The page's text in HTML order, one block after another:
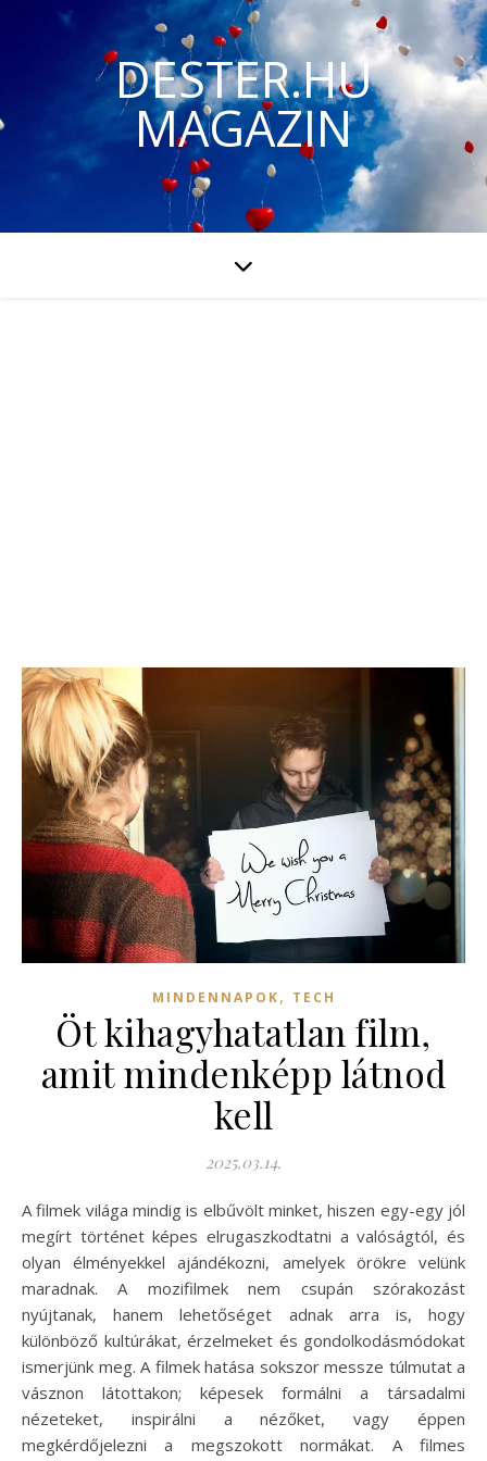
DESTER.HU
MAGAZIN
MINDENNAPOK, TECH
Öt kihagyhatatlan film,
amit mindenképp látnod
kell
2025.03.14.
A filmek világa mindig is elbűvölt minket, hiszen egy-egy jól
megírt történet képes elrugaszkodtatni a valóságtól, és
olyan élményekkel ajándékozni, amelyek örökre velünk
maradnak. A mozifilmek nem csupán szórakozást
nyújtanak, hanem lehetőséget adnak arra is, hogy
különböző kultúrákat, érzelmeket és gondolkodásmódokat
ismerjünk meg. A filmek hatása sokszor messze túlmutat a
vásznon látottakon; képesek formálni a társadalmi
nézeteket, inspirálni a nézőket, vagy éppen
megkérdőjelezni a megszokott normákat. A filmes